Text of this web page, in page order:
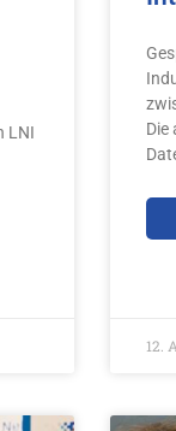
LNI
Die
12.